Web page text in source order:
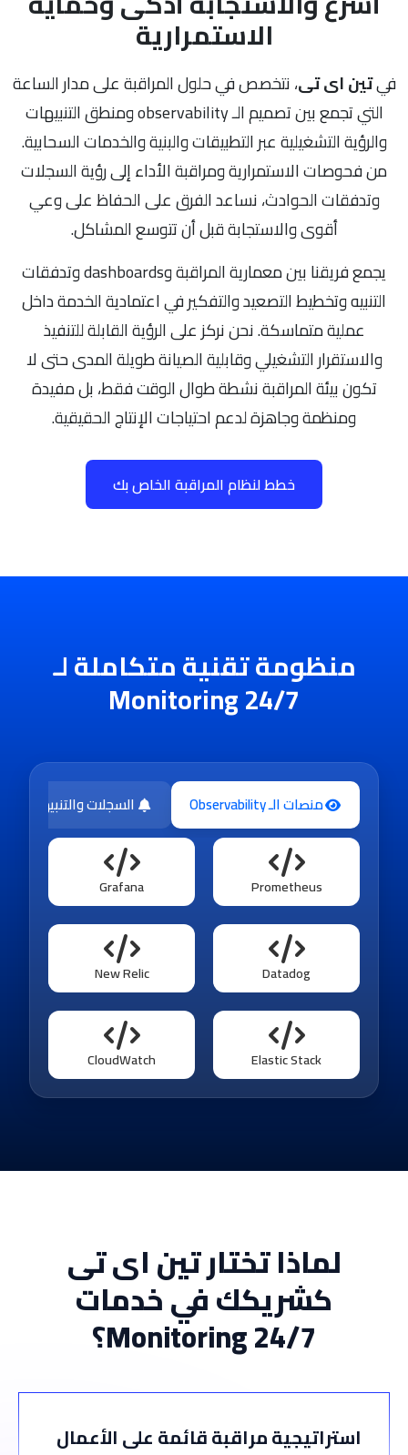
الاستمرارية
فيتين اى تى، نتخصص في حلول المراقبة على مدار الساعة
التي تجمع بين تصميم الـ observability ومنطق التنبيهات
والرؤية التشغيلية عبر التطبيقات والبنية والخدمات السحابية.
من فحوصات الاستمرارية ومراقبة الأداء إلى رؤية السجلات
وتدفقات الحوادث، نساعد الفرق على الحفاظ على وعي
أقوى والاستجابة قبل أن تتوسع المشاكل.
يجمع فريقنا بين معمارية المراقبة وdashboards وتدفقات
التنبيه وتخطيط التصعيد والتفكير في اعتمادية الخدمة داخل
عملية متماسكة. نحن نركز على الرؤية القابلة للتنفيذ
والاستقرار التشغيلي وقابلية الصيانة طويلة المدى حتى لا
تكون بيئة المراقبة نشطة طوال الوقت فقط، بل مفيدة
ومنظمة وجاهزة لدعم احتياجات الإنتاج الحقيقية.
خطط لنظام المراقبة الخاص بك
منظومة تقنية متكاملة لـ
24/7 Monitoring
منصات الـ Observability السجلات والتنبيهات
Prometheus
Grafana
Datadog
New Relic
Elastic Stack
CloudWatch
لماذا تختار تين اى تى
كشريكك في خدمات
24/7 Monitoring؟
استراتيجية مراقبة قائمة على الأعمال